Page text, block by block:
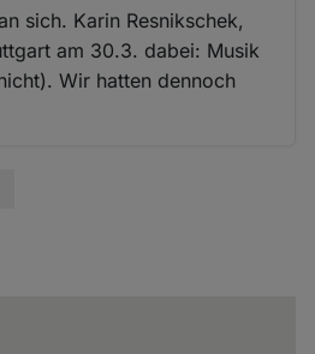
sich. Karin Resnikschek,
am 30.3. dabei: Musik
Wir hatten dennoch